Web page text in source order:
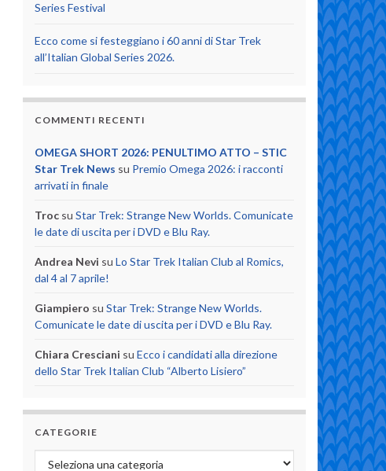
Series Festival
Ecco come si festeggiano i 60 anni di Star Trek
all’Italian Global Series 2026.
COMMENTI RECENTI
OMEGA SHORT 2026: PENULTIMO ATTO – STIC
Star Trek News su Premio Omega 2026: i racconti
arrivati in finale
Troc su Star Trek: Strange New Worlds. Comunicate
le date di uscita per i DVD e Blu Ray.
Andrea Nevi su Lo Star Trek Italian Club al Romics,
dal 4 al 7 aprile!
Giampiero su Star Trek: Strange New Worlds.
Comunicate le date di uscita per i DVD e Blu Ray.
Chiara Cresciani su Ecco i candidati alla direzione
dello Star Trek Italian Club “Alberto Lisiero”
CATEGORIE
Categorie